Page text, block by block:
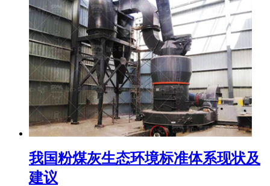
我国粉煤灰生态环境标准体系现状及
建议